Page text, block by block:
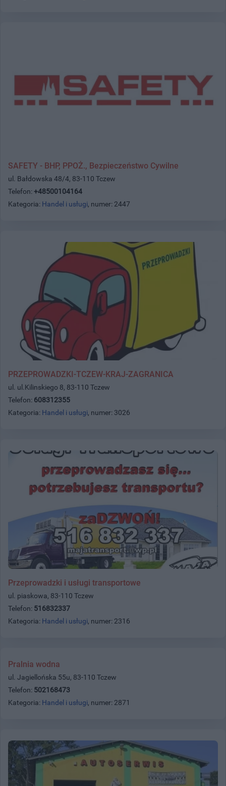
SAFETY - BHP, PPOŻ., Bezpieczeństwo Cywilne
ul. Bałdowska 48/4, 83-110 Tczew
Telefon: +48500104164
Kategoria: Handel i usługi, numer: 2447
PRZEPROWADZKI-TCZEW-KRAJ-ZAGRANICA
ul. ul.Kilinskiego 8, 83-110 Tczew
Telefon: 608312355
Kategoria: Handel i usługi, numer: 3026
Przeprowadzki i usługi transportowe
ul. piaskowa, 83-110 Tczew
Telefon: 516832337
Kategoria: Handel i usługi, numer: 2316
Pralnia wodna
ul. Jagiellońska 55u, 83-110 Tczew
Telefon: 502168473
Kategoria: Handel i usługi, numer: 2871